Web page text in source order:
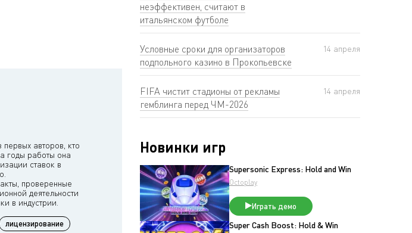
авторов, кто
годы работы она
ставок в
проверенные
деятельности
лицензирование
неэффективен, считают в
итальянском футболе
Условные сроки для организаторов
подпольного казино в Прокопьевске
14 апреля
FIFA чистит стадионы от рекламы
гемблинга перед ЧМ-2026
14 апреля
Новинки игр
Supersonic Express: Hold and Win
Octoplay
Играть демо
Super Cash Boost: Hold & Win